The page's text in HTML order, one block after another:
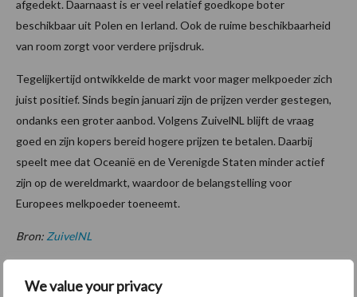
We value your privacy
afgedekt. Daarnaast is er veel relatief goedkope boter
beschikbaar uit Polen en Ierland. Ook de ruime beschikbaarheid
van room zorgt voor verdere prijsdruk.
Tegelijkertijd ontwikkelde de markt voor mager melkpoeder zich
juist positief. Sinds begin januari zijn de prijzen verder gestegen,
ondanks een groter aanbod. Volgens ZuivelNL blijft de vraag
goed en zijn kopers bereid hogere prijzen te betalen. Daarbij
speelt mee dat Oceanië en de Verenigde Staten minder actief
zijn op de wereldmarkt, waardoor de belangstelling voor
Europees melkpoeder toeneemt.
Bron: ZuivelNL